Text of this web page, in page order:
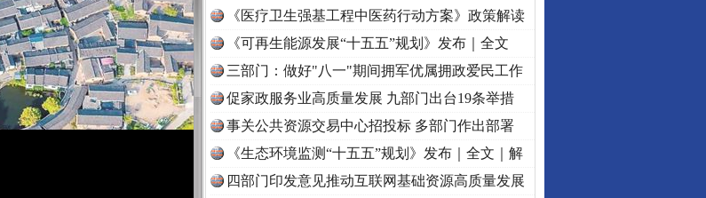
《医疗卫生强基工程中医药行动方案》政策解读
《可再生能源发展“十五五”规划》发布｜全文
三部门：做好"八一"期间拥军优属拥政爱民工作
促家政服务业高质量发展 九部门出台19条举措
事关公共资源交易中心招投标 多部门作出部署
《生态环境监测“十五五”规划》发布｜全文｜解
读
四部门印发意见推动互联网基础资源高质量发展